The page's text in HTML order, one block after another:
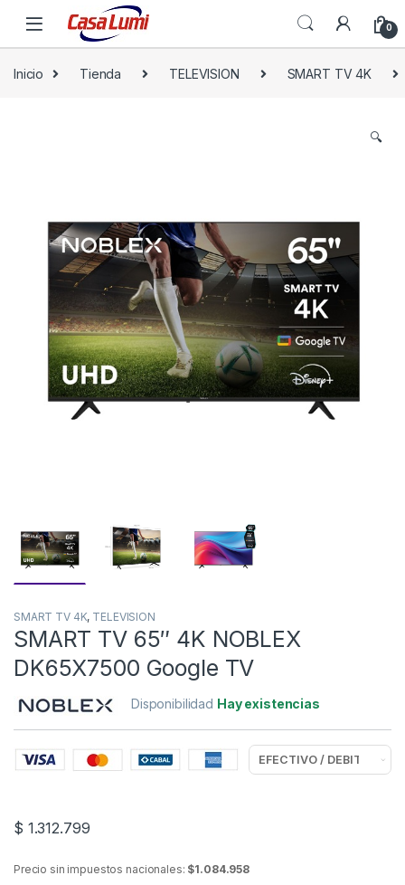
0
Inicio Tienda TELEVISION SMART TV 4K
🔍
SMART TV 4K, TELEVISION
SMART TV 65″ 4K NOBLEX
DK65X7500 Google TV
Disponibilidad Hay existencias
$ 1.312.799
Precio sin impuestos nacionales: $1.084.958